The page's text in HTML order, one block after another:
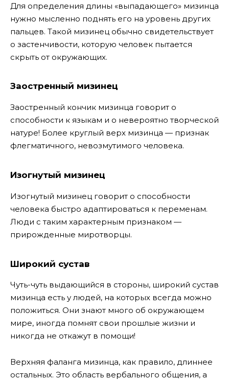
Для определения длины «выпадающего» мизинца
нужно мысленно поднять его на уровень других
пальцев. Такой мизинец обычно свидетельствует
о застенчивости, которую человек пытается
скрыть от окружающих.
Заостренный мизинец
Заостренный кончик мизинца говорит о
способности к языкам и о невероятно творческой
натуре! Более круглый верх мизинца — признак
флегматичного, невозмутимого человека.
Изогнутый мизинец
Изогнутый мизинец говорит о способности
человека быстро адаптироваться к переменам.
Люди с таким характерным признаком —
прирожденные миротворцы.
Широкий сустав
Чуть-чуть выдающийся в стороны, широкий сустав
мизинца есть у людей, на которых всегда можно
положиться. Они знают много об окружающем
мире, иногда помнят свои прошлые жизни и
никогда не откажут в помощи!
Верхняя фаланга мизинца, как правило, длиннее
остальных. Это область вербального общения, а